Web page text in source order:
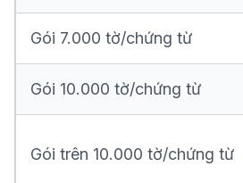
Gói 7.000 tờ/chứng từ
Gói 10.000 tờ/chứng từ
Gói trên 10.000 tờ/chứng từ